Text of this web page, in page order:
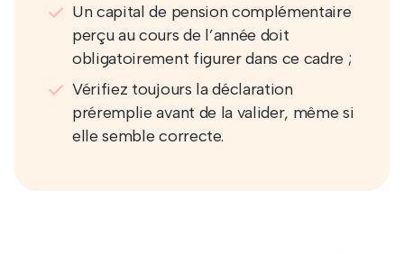
Un capital de pension complémentaire
perçu au cours de l’année doit
obligatoirement figurer dans ce cadre ;
Vérifiez toujours la déclaration
préremplie avant de la valider, même si
elle semble correcte.